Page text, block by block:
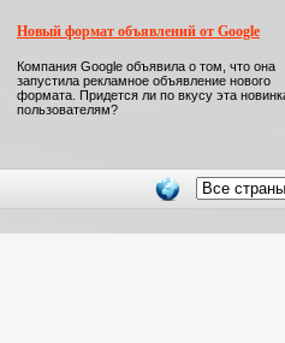
Новый формат объявлений от Google
Компания Google объявила о том, что она
запустила рекламное объявление нового
формата. Придется ли по вкусу эта
пользователям?